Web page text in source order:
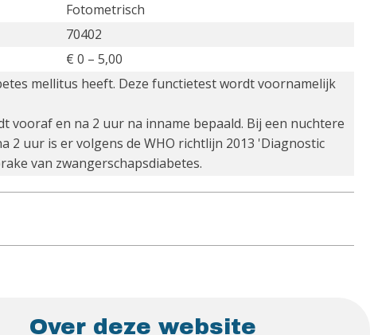
Fotometrisch
70402
€ 0 – 5,00
mellitus heeft. Deze functietest wordt voornamelijk
vooraf en na 2 uur na inname bepaald. Bij een nuchtere
2 uur is er volgens de WHO richtlijn 2013 'Diagnostic
van zwangerschapsdiabetes.
Over deze website